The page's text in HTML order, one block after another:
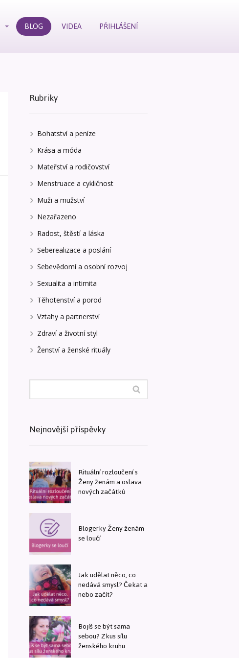
BLOG VIDEA PŘIHLÁŠENÍ
Rubriky
Bohatství a peníze
Krása a móda
Mateřství a rodičovství
Menstruace a cykličnost
Muži a mužství
Nezařazeno
Radost, štěstí a láska
Seberealizace a poslání
Sebevědomí a osobní rozvoj
Sexualita a intimita
Těhotenství a porod
Vztahy a partnerství
Zdraví a životní styl
Ženství a ženské rituály
Nejnovější příspěvky
Rituální rozloučení s
Ženy ženám a oslava
nových začátků
Blogerky Ženy ženám
se loučí
Jak udělat něco, co
nedává smysl? Čekat a
nebo začít?
Bojíš se být sama
sebou? Zkus sílu
ženského kruhu